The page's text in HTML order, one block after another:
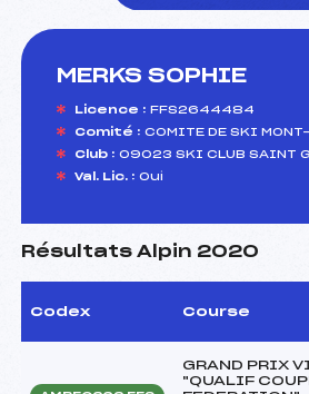
MERKS SOPHIE
Licence : FFS2644484
Comité : COMITE DE SKI
Club : 09023 SKI CLUB SAINT
Val. Lic. : Oui
Résultats Alpin 2020
Codex Course
GRAND PRIX
"QUALIF